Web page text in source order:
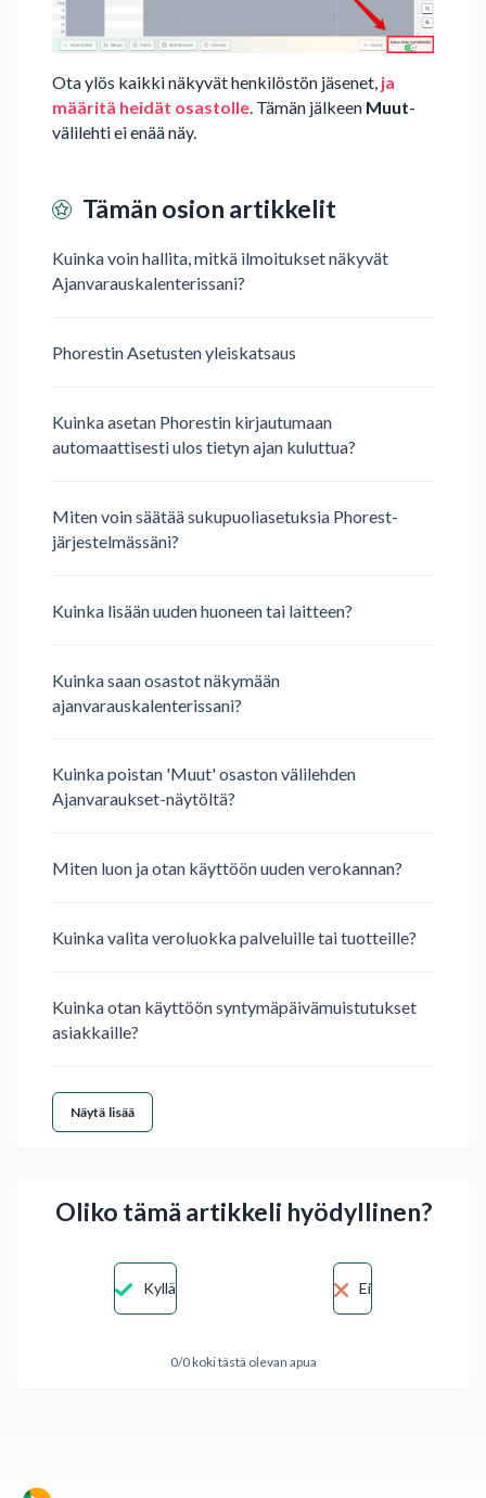
Ota ylös kaikki näkyvät henkilöstön jäsenet, ja
määritä heidät osastolle. Tämän jälkeen Muut-
välilehti ei enää näy.
Tämän osion artikkelit
Kuinka voin hallita, mitkä ilmoitukset näkyvät
Ajanvarauskalenterissani?
Phorestin Asetusten yleiskatsaus
Kuinka asetan Phorestin kirjautumaan
automaattisesti ulos tietyn ajan kuluttua?
Miten voin säätää sukupuoliasetuksia Phorest-
järjestelmässäni?
Kuinka lisään uuden huoneen tai laitteen?
Kuinka saan osastot näkymään
ajanvarauskalenterissani?
Kuinka poistan 'Muut' osaston välilehden
Ajanvaraukset-näytöltä?
Miten luon ja otan käyttöön uuden verokannan?
Kuinka valita veroluokka palveluille tai tuotteille?
Kuinka otan käyttöön syntymäpäivämuistutukset
asiakkaille?
Näytä lisää
Oliko tämä artikkeli hyödyllinen?
Kyllä Ei
0/0 koki tästä olevan apua